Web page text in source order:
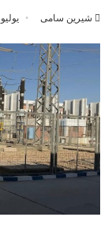
شيرين سامى يوليو 30, 2025